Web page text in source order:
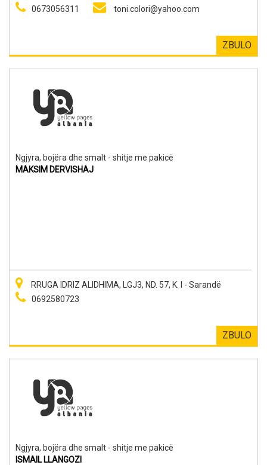
0673056311
toni.colori@yahoo.com
ZBULO
Ngjyra, bojëra dhe smalt - shitje me pakicë
MAKSIM DERVISHAJ
RRUGA IDRIZ ALIDHIMA, LGJ3, ND. 57, K. I - Sarandë
0692580723
ZBULO
Ngjyra, bojëra dhe smalt - shitje me pakicë
ISMAIL LLANGOZI